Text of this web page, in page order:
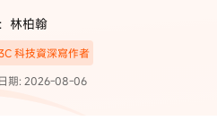
久刪除的照片如何
，
即入手！
林柏翰
科技資深寫作者
期: 2026-08-06